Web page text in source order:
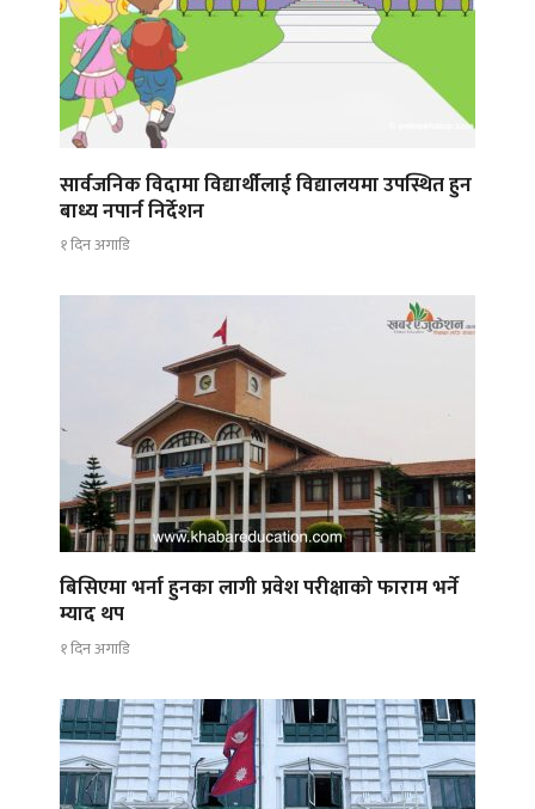
सार्वजनिक विदामा विद्यार्थीलाई विद्यालयमा उपस्थित हुन
बाध्य नपार्न निर्देशन
१ दिन अगाडि
बिसिएमा भर्ना हुनका लागी प्रवेश परीक्षाको फाराम भर्ने
म्याद थप
१ दिन अगाडि